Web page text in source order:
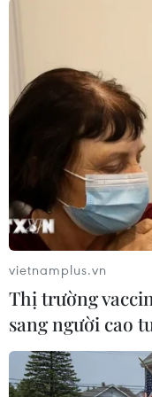
Theo dõi VietnamPlus
TIN LIÊN
vietnamplus.vn
Thị trường
sang người cao